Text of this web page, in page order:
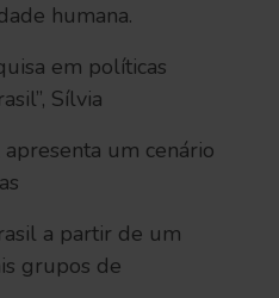
humana.
em políticas
Sílvia
um cenário
a partir de um
grupos de